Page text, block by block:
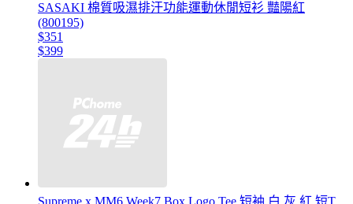
SASAKI 棉質吸濕排汗功能運動休閒短衫 豔陽紅
(800195)
$351
$399